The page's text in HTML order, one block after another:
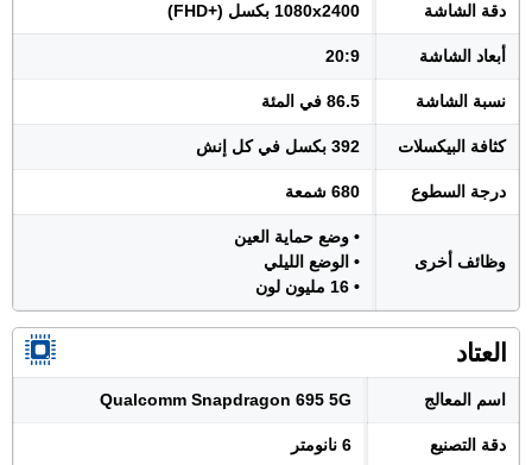
دقة الشاشة 1080x2400 بكسل (+FHD)
أبعاد الشاشة 20:9
نسبة الشاشة 86.5 في المئة
كثافة البيكسلات 392 بكسل في كل إنش
درجة السطوع 680 شمعة
وظائف أخرى
• وضع حماية العين
• الوضع الليلي
• 16 مليون لون
العتاد
اسم المعالج Qualcomm Snapdragon 695 5G
دقة التصنيع 6 نانومتر